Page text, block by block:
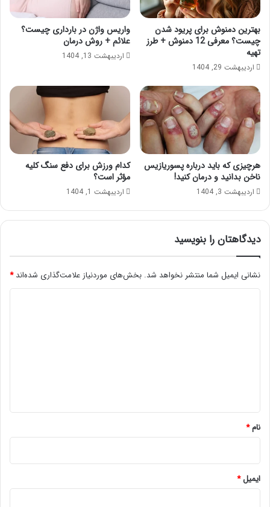
بهترین دمنوش برای پریود شدن
چیست؟ معرفی 12 دمنوش + طرز
تهیه
اردیبهشت 29, 1404
واریس واژن در بارداری چیست؟
علائم + روش درمان
اردیبهشت 13, 1404
هرچیزی که باید درباره پسوریازیس
ناخن بدانید و درمان کنید!
اردیبهشت 3, 1404
کدام ورزش برای دفع سنگ کلیه
مؤثر است؟
اردیبهشت 1, 1404
دیدگاهتان را بنویسید
نشانی ایمیل شما منتشر نخواهد شد. بخش‌های موردنیاز علامت‌گذاری شده‌اند*
نام*
ایمیل*